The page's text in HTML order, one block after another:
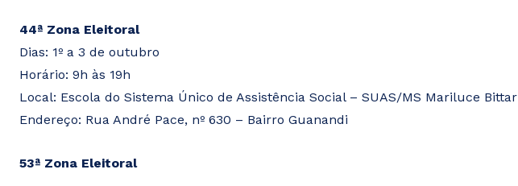
44ª Zona Eleitoral
Dias: 1º a 3 de outubro
Horário: 9h às 19h
Local: Escola do Sistema Único de Assistência Social – SUAS/MS Mariluce Bittar
Endereço: Rua André Pace, nº 630 – Bairro Guanandi
53ª Zona Eleitoral